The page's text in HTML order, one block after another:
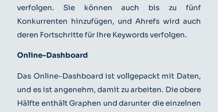
verfolgen. Sie können auch bis zu fünf
Konkurrenten hinzufügen, und Ahrefs wird auch
deren Fortschritte für Ihre Keywords verfolgen.
Online-Dashboard
Das Online-Dashboard ist vollgepackt mit Daten,
und es ist angenehm, damit zu arbeiten. Die obere
Hälfte enthält Graphen und darunter die einzelnen